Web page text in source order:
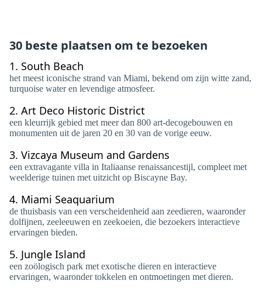
30 beste plaatsen om te bezoeken
1. South Beach
het meest iconische strand van Miami, bekend om zijn witte zand,
turquoise water en levendige atmosfeer.
2. Art Deco Historic District
een kleurrijk gebied met meer dan 800 art-decogebouwen en
monumenten uit de jaren 20 en 30 van de vorige eeuw.
3. Vizcaya Museum and Gardens
een extravagante villa in Italiaanse renaissancestijl, compleet met
weelderige tuinen met uitzicht op Biscayne Bay.
4. Miami Seaquarium
de thuisbasis van een verscheidenheid aan zeedieren, waaronder
dolfijnen, zeeleeuwen en zeekoeien, die bezoekers interactieve
ervaringen bieden.
5. Jungle Island
een zoölogisch park met exotische dieren en interactieve
ervaringen, waaronder tokkelen en ontmoetingen met dieren.